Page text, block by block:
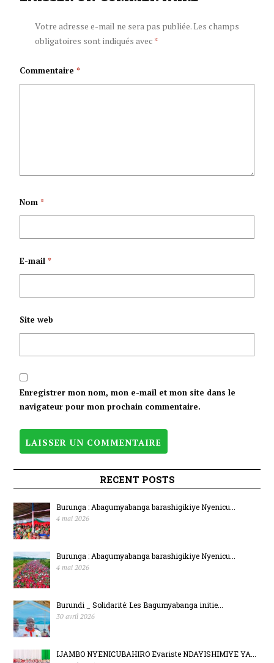
combat pour le
c’est l’affaire de tout
des réalisations du
Burundi
Votre adresse e-mail ne sera pas publiée.Les champs
obligatoires sont indiqués avec *
Commentaire*
Nom*
E-mail*
Site web
Enregistrer mon nom, mon e-mail et mon site dans le
navigateur pour mon prochain commentaire.
RECENT POSTS
Burunga : Abagumyabanga barashigikiye Nyenicu...
4 mai 2026
Burunga : Abagumyabanga barashigikiye Nyenicu...
4 mai 2026
Burundi _ Solidarité: Les Bagumyabanga initie...
30 avril 2026
IJAMBO NYENICUBAHIRO Evariste NDAYISHIMIYE YA...